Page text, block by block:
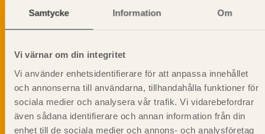
Samtycke Information Om
Vi värnar om din integritet
Vi använder enhetsidentifierare för att anpassa innehållet
och annonserna till användarna, tillhandahålla funktioner för
sociala medier och analysera vår trafik. Vi vidarebefordrar
även sådana identifierare och annan information från din
enhet till de sociala medier och annons- och analysföretag